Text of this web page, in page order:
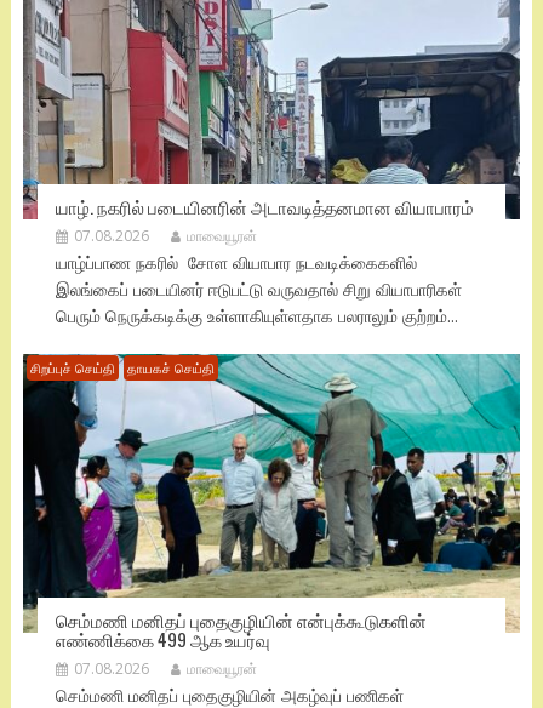
யாழ். நகரில் படையினரின் அடாவடித்தனமான வியாபாரம்
07.08.2026 மாவையூரன்
யாழ்ப்பாண நகரில் சோள வியாபார நடவடிக்கைகளில்
இலங்கைப் படையினர் ஈடுபட்டு வருவதால் சிறு வியாபாரிகள்
பெரும் நெருக்கடிக்கு உள்ளாகியுள்ளதாக பலராலும் குற்றம்...
சிறப்புச் செய்தி தாயகச் செய்தி
செம்மணி மனிதப் புதைகுழியின் என்புக்கூடுகளின்
எண்ணிக்கை 499 ஆக உயர்வு
07.08.2026 மாவையூரன்
செம்மணி மனிதப் புதைகுழியின் அகழ்வுப் பணிகள்